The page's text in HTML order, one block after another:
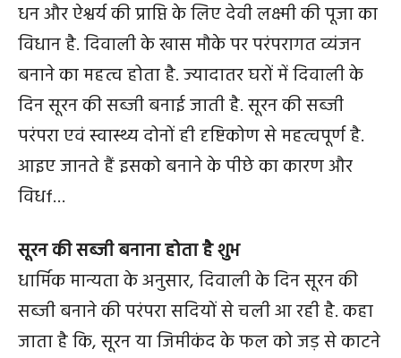
धन और ऐश्वर्य की प्राप्ति के लिए देवी लक्ष्मी की पूजा का
विधान है. दिवाली के खास मौके पर परंपरागत व्यंजन
बनाने का महत्व होता है. ज्यादातर घरों में दिवाली के
दिन सूरन की सब्जी बनाई जाती है. सूरन की सब्जी
परंपरा एवं स्वास्थ्य दोनों ही दृष्टिकोण से महत्वपूर्ण है.
आइए जानते हैं इसको बनाने के पीछे का कारण और
विधf…
सूरन की सब्जी बनाना होता है शुभ
धार्मिक मान्यता के अनुसार, दिवाली के दिन सूरन की
सब्जी बनाने की परंपरा सदियों से चली आ रही है. कहा
जाता है कि, सूरन या जिमीकंद के फल को जड़ से काटने